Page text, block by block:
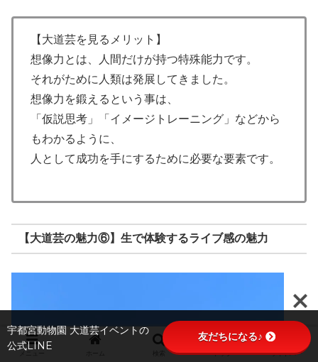
【大道芸を見るメリット】
想像力とは、人間だけが持つ特殊能力です。
それがために人類は発展してきました。
想像力を鍛えるという事は、
「仮説思考」「イメージトレーニング」などから
もわかるように、
人として成功を手にするために必要な要素です。
【大道芸の魅力⑥】生で体験するライブ感の魅力
トップ サイドバー
宇都宮動物園 大道芸イベントの
公式LINE
友だちになる♪